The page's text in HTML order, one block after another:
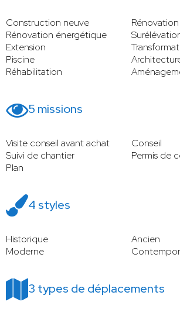
Construction neuve
Rénovation
Rénovation énergétique
Extension
Piscine
Réhabilitation
5 missions
Visite conseil avant achat
Conseil
Suivi de chantier
Permis de
Plan
4 styles
Historique
Ancien
Moderne
3 types de déplacements